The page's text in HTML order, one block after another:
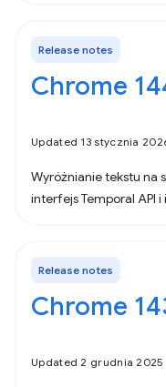
Release notes
Chrome
Updated 13 stycznia
Wyróżnianie tekstu na
interfejs Temporal API i
Release notes
Chrome
Updated 2 grudnia 2025